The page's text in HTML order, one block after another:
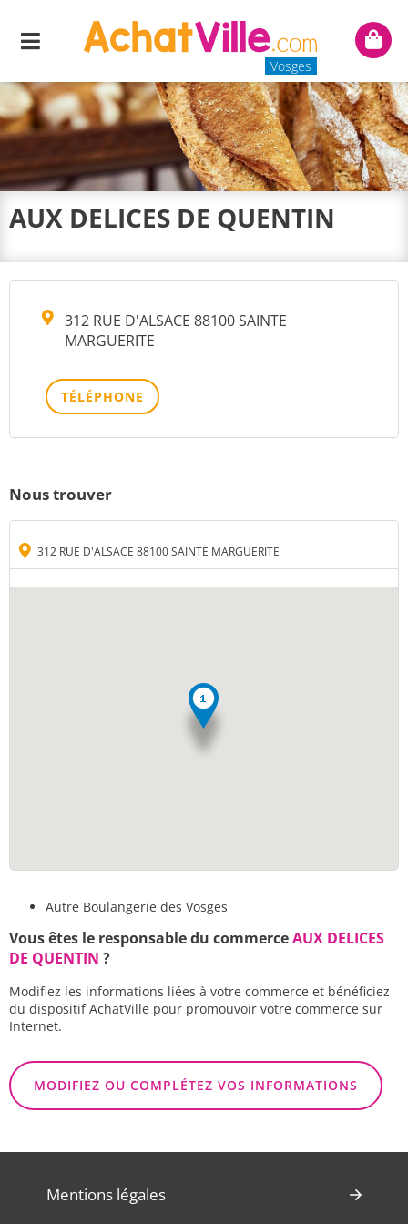
Menu
Vosges
Mon
AUX DELICES DE QUENTIN
312 RUE D'ALSACE 88100 SAINTE
MARGUERITE
TÉLÉPHONE
Nous trouver
312 RUE D'ALSACE 88100 SAINTE MARGUERITE
Autre Boulangerie des Vosges
Vous êtes le responsable du commerceAUX DELICES
DE QUENTIN ?
Modifiez les informations liées à votre commerce et bénéficiez
du dispositif AchatVille pour promouvoir votre commerce sur
Internet.
MODIFIEZ OU COMPLÉTEZ VOS INFORMATIONS
Mentions légales